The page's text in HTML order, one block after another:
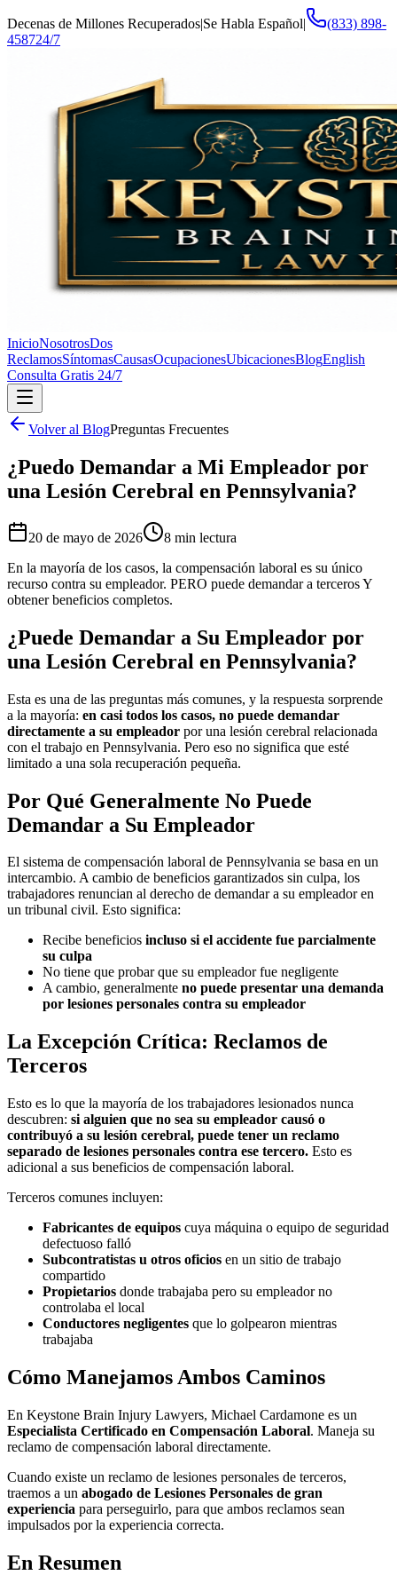
Decenas de Millones Recuperados|Se Habla Español|
(833) 898-
458724/7
InicioNosotrosDos
ReclamosSíntomasCausasOcupacionesUbicacionesBlogEnglish
Consulta Gratis 24/7
Volver al BlogPreguntas Frecuentes
¿Puedo Demandar a Mi Empleador por
una Lesión Cerebral en Pennsylvania?
20 de mayo de 2026 8 min lectura
En la mayoría de los casos, la compensación laboral es su único
recurso contra su empleador. PERO puede demandar a terceros Y
obtener beneficios completos.
¿Puede Demandar a Su Empleador por
una Lesión Cerebral en Pennsylvania?
Esta es una de las preguntas más comunes, y la respuesta sorprende
a la mayoría: en casi todos los casos, no puede demandar
directamente a su empleador por una lesión cerebral relacionada
con el trabajo en Pennsylvania. Pero eso no significa que esté
limitado a una sola recuperación pequeña.
Por Qué Generalmente No Puede
Demandar a Su Empleador
El sistema de compensación laboral de Pennsylvania se basa en un
intercambio. A cambio de beneficios garantizados sin culpa, los
trabajadores renuncian al derecho de demandar a su empleador en
un tribunal civil. Esto significa:
Recibe beneficios incluso si el accidente fue parcialmente
su culpa
No tiene que probar que su empleador fue negligente
A cambio, generalmente no puede presentar una demanda
por lesiones personales contra su empleador
La Excepción Crítica: Reclamos de
Terceros
Esto es lo que la mayoría de los trabajadores lesionados nunca
descubren: si alguien que no sea su empleador causó o
contribuyó a su lesión cerebral, puede tener un reclamo
separado de lesiones personales contra ese tercero. Esto es
adicional a sus beneficios de compensación laboral.
Terceros comunes incluyen:
Fabricantes de equipos cuya máquina o equipo de seguridad
defectuoso falló
Subcontratistas u otros oficios en un sitio de trabajo
compartido
Propietarios donde trabajaba pero su empleador no
controlaba el local
Conductores negligentes que lo golpearon mientras
trabajaba
Cómo Manejamos Ambos Caminos
En Keystone Brain Injury Lawyers, Michael Cardamone es un
Especialista Certificado en Compensación Laboral. Maneja su
reclamo de compensación laboral directamente.
Cuando existe un reclamo de lesiones personales de terceros,
traemos a un abogado de Lesiones Personales de gran
experiencia para perseguirlo, para que ambos reclamos sean
impulsados por la experiencia correcta.
En Resumen